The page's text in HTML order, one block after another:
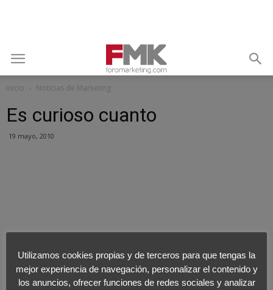
Inicio Noticias de Marketing
Es curioso cuanto
19 mayo, 2010
Utilizamos cookies propias y de terceros para que tengas la
mejor experiencia de navegación, personalizar el contenido y
los anuncios, ofrecer funciones de redes sociales y analizar